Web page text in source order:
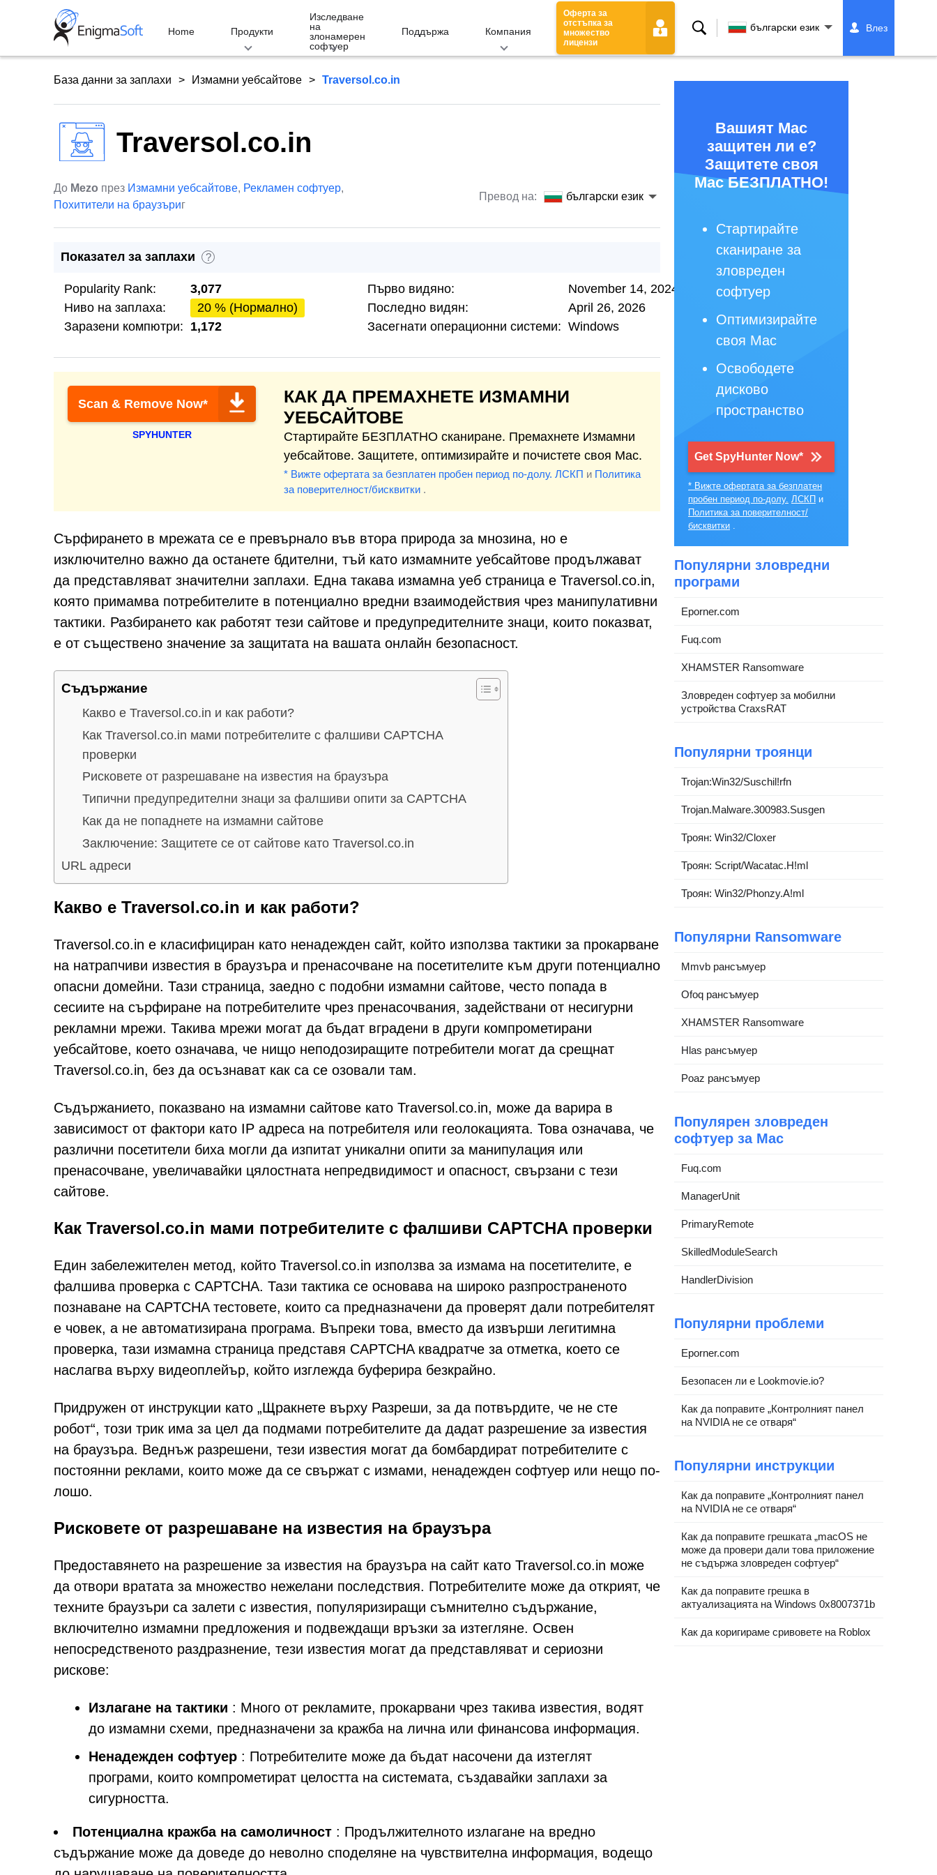
Home Продукти
Изследване
на
злонамерен
софтуер
Поддържа Компания
Оферта за
отстъпка за
множество
лицензи
Търсене български език Влез
База данни за заплахи Измамни уебсайтове Traversol.co.in
Traversol.co.in
До Mezo през Измамни уебсайтове, Рекламен софтуер,
Похитители на браузъриг
Превод на: български език
Показател за заплахи ?
Popularity Rank:
3,077
Ниво на заплаха:
20 % (Нормално)
Заразени компютри: 1,172
Първо видяно:
November 14, 2024
Последно видян:
April 26, 2026
Засегнати операционни системи: Windows
Scan & Remove Now*
SPYHUNTER
КАК ДА ПРЕМАХНЕТЕ ИЗМАМНИ
УЕБСАЙТОВЕ
Стартирайте БЕЗПЛАТНО сканиране. Премахнете Измамни
уебсайтове. Защитете, оптимизирайте и почистете своя Mac.
* Вижте офертата за безплатен пробен период по-долу. ЛСКП и Политика
за поверителност/бисквитки .
Сърфирането в мрежата се е превърнало във втора природа за мнозина, но е
изключително важно да останете бдителни, тъй като измамните уебсайтове продължават
да представляват значителни заплахи. Една такава измамна уеб страница е Traversol.co.in,
която примамва потребителите в потенциално вредни взаимодействия чрез манипулативни
тактики. Разбирането как работят тези сайтове и предупредителните знаци, които показват,
е от съществено значение за защитата на вашата онлайн безопасност.
Съдържание
Какво е Traversol.co.in и как работи?
Как Traversol.co.in мами потребителите с фалшиви CAPTCHA
проверки
Рисковете от разрешаване на известия на браузъра
Типични предупредителни знаци за фалшиви опити за CAPTCHA
Как да не попаднете на измамни сайтове
Заключение: Защитете се от сайтове като Traversol.co.in
URL адреси
Какво е Traversol.co.in и как работи?
Traversol.co.in е класифициран като ненадежден сайт, който използва тактики за прокарване
на натрапчиви известия в браузъра и пренасочване на посетителите към други потенциално
опасни домейни. Тази страница, заедно с подобни измамни сайтове, често попада в
сесиите на сърфиране на потребителите чрез пренасочвания, задействани от несигурни
рекламни мрежи. Такива мрежи могат да бъдат вградени в други компрометирани
уебсайтове, което означава, че нищо неподозиращите потребители могат да срещнат
Traversol.co.in, без да осъзнават как са се озовали там.
Съдържанието, показвано на измамни сайтове като Traversol.co.in, може да варира в
зависимост от фактори като IP адреса на потребителя или геолокацията. Това означава, че
различни посетители биха могли да изпитат уникални опити за манипулация или
пренасочване, увеличавайки цялостната непредвидимост и опасност, свързани с тези
сайтове.
Как Traversol.co.in мами потребителите с фалшиви CAPTCHA проверки
Един забележителен метод, който Traversol.co.in използва за измама на посетителите, е
фалшива проверка с CAPTCHA. Тази тактика се основава на широко разпространеното
познаване на CAPTCHA тестовете, които са предназначени да проверят дали потребителят
е човек, а не автоматизирана програма. Въпреки това, вместо да извърши легитимна
проверка, тази измамна страница представя CAPTCHA квадратче за отметка, което се
наслагва върху видеоплейър, който изглежда буферира безкрайно.
Придружен от инструкции като „Щракнете върху Разреши, за да потвърдите, че не сте
робот“, този трик има за цел да подмами потребителите да дадат разрешение за известия
на браузъра. Веднъж разрешени, тези известия могат да бомбардират потребителите с
постоянни реклами, които може да се свържат с измами, ненадежден софтуер или нещо по-
лошо.
Рисковете от разрешаване на известия на браузъра
Предоставянето на разрешение за известия на браузъра на сайт като Traversol.co.in може
да отвори вратата за множество нежелани последствия. Потребителите може да открият, че
техните браузъри са залети с известия, популяризиращи съмнително съдържание,
включително измамни предложения и подвеждащи връзки за изтегляне. Освен
непосредственото раздразнение, тези известия могат да представляват и сериозни
рискове:
Излагане на тактики : Много от рекламите, прокарвани чрез такива известия, водят
до измамни схеми, предназначени за кражба на лична или финансова информация.
Ненадежден софтуер : Потребителите може да бъдат насочени да изтеглят
програми, които компрометират целостта на системата, създавайки заплахи за
сигурността.
Потенциална кражба на самоличност : Продължителното излагане на вредно
съдържание може да доведе до неволно споделяне на чувствителна информация, водещо
Вашият Mac
защитен ли е?
Защитете своя
Mac БЕЗПЛАТНО!
Стартирайте
сканиране за
зловреден
софтуер
Оптимизирайте
своя Mac
Освободете
дисково
пространство
Get SpyHunter Now*
* Вижте офертата за безплатен
пробен период по-долу. ЛСКП и
Политика за поверителност/
бисквитки .
Популярни зловредни
програми
Eporner.com
Fuq.com
XHAMSTER Ransomware
Зловреден софтуер за мобилни
устройства CraxsRAT
Популярни троянци
Trojan:Win32/Suschil!rfn
Trojan.Malware.300983.Susgen
Троян: Win32/Cloxer
Троян: Script/Wacatac.H!ml
Троян: Win32/Phonzy.A!ml
Популярни Ransomware
Mmvb рансъмуер
Ofoq рансъмуер
XHAMSTER Ransomware
Hlas рансъмуер
Poaz рансъмуер
Популярен зловреден
софтуер за Mac
Fuq.com
ManagerUnit
PrimaryRemote
SkilledModuleSearch
HandlerDivision
Популярни проблеми
Eporner.com
Безопасен ли е Lookmovie.io?
Как да поправите „Контролният панел
на NVIDIA не се отваря“
Популярни инструкции
Как да поправите „Контролният панел
на NVIDIA не се отваря“
Как да поправите грешката „macOS не
може да провери дали това приложение
не съдържа зловреден софтуер“
Как да поправите грешка в
актуализацията на Windows 0x8007371b
Как да коригираме сривовете на Roblox